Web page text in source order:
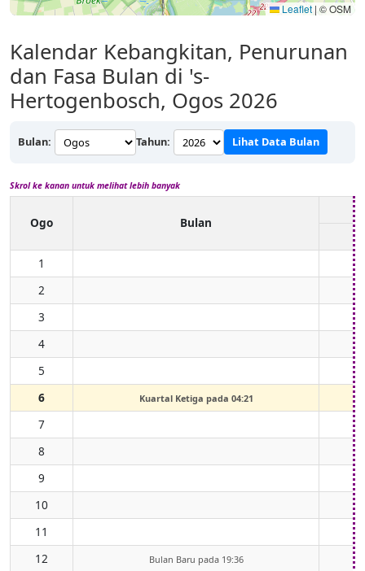
Leaflet | © OSM
Kalendar Kebangkitan, Penurunan
dan Fasa Bulan di 's-
Hertogenbosch, Ogos 2026
Bulan: Tahun: Lihat Data Bulan
Skrol ke kanan untuk melihat lebih banyak
Ogo Bulan
1
2
3
4
5
6
Kuartal Ketiga pada 04:21
7
8
9
10
11
12
Bulan Baru pada 19:36